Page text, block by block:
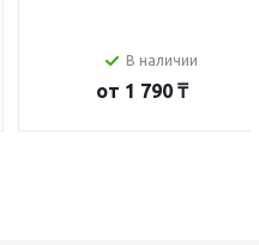
В наличии
от 1 790 ₸